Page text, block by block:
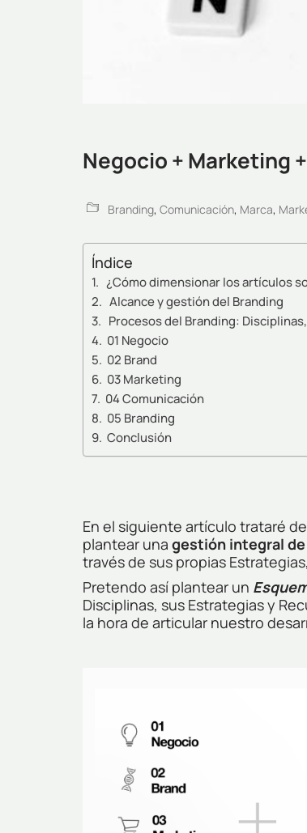
Negocio + Marketing
Branding, Comunicación, Marca,
Índice
¿Cómo dimensionar los artículos
Alcance y gestión del Branding
Procesos del Branding:
01 Negocio
02 Brand
03 Marketing
04 Comunicación
05 Branding
Conclusión
En el siguiente artículo trataré
plantear una gestión integral
través de sus propias
Pretendo así plantear un
Disciplinas, sus Estrategias y
la hora de articular nuestro